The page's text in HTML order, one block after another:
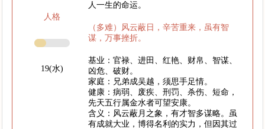
人格
19(水)
人一生的命运。
（多难）风云蔽日，辛苦重来，虽有智
谋，万事挫折。
基业：官禄、进田、红艳、财帛、智谋、
凶危、破财。
家庭：兄弟成吴越，须思手足情。
健康：病弱、废疾、刑罚、杀伤、短命，
先天五行属金水者可望安康。
含义：风云蔽月之象，有才智多谋略。虽
有成就大业，博得名利的实力，但因其过